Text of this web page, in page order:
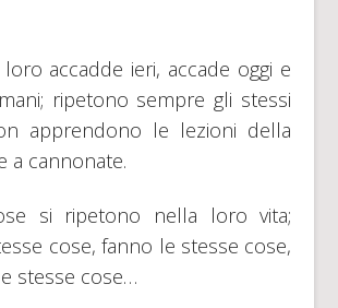
accadde ieri, accade oggi e
ripetono sempre gli stessi
apprendono le lezioni della
a cannonate.
si ripetono nella loro vita;
cose, fanno le stesse cose,
stesse cose…